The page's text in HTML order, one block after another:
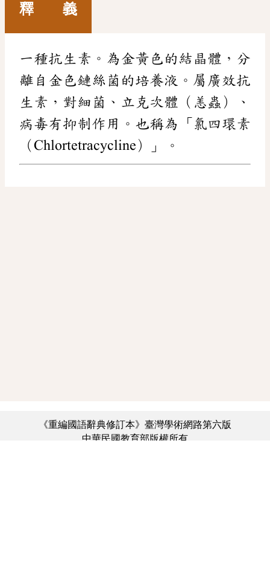
釋 義
一種抗生素。為金黃色的結晶體，分
離自金色鏈絲菌的培養液。屬廣效抗
生素，對細菌、立克次體（恙蟲）、
病毒有抑制作用。也稱為「氯四環素
（Chlortetracycline）」。
《重編國語辭典修訂本》臺灣學術網路第六版
中華民國教育部版權所有